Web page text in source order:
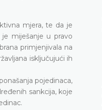
mjera, te da je
miješanje u pravo
primjenjivala na
isključujući ih
pojedinaca,
sankcija, koje